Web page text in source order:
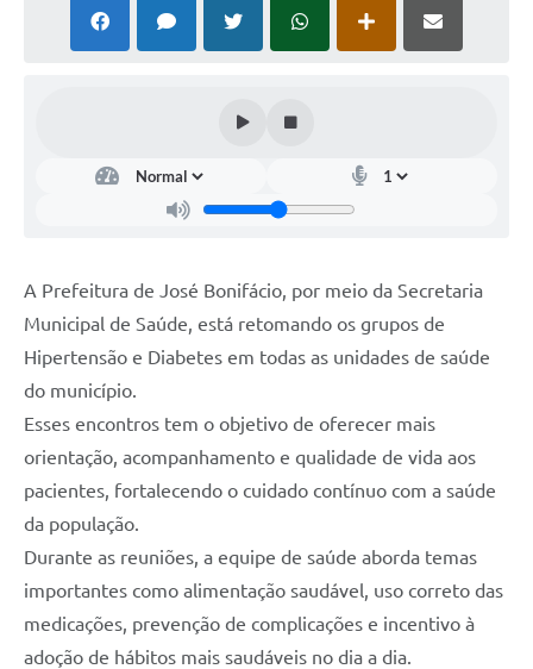
A Prefeitura de José Bonifácio, por meio da Secretaria
Municipal de Saúde, está retomando os grupos de
Hipertensão e Diabetes em todas as unidades de saúde
do município.
Esses encontros tem o objetivo de oferecer mais
orientação, acompanhamento e qualidade de vida aos
pacientes, fortalecendo o cuidado contínuo com a saúde
da população.
Durante as reuniões, a equipe de saúde aborda temas
importantes como alimentação saudável, uso correto das
medicações, prevenção de complicações e incentivo à
adoção de hábitos mais saudáveis no dia a dia.